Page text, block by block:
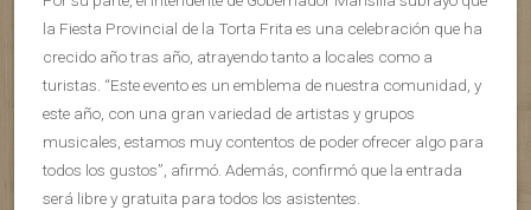
la Fiesta Provincial de la Torta Frita es una celebración que ha
crecido año tras año, atrayendo tanto a locales como a
turistas. “Este evento es un emblema de nuestra comunidad, y
este año, con una gran variedad de artistas y grupos
musicales, estamos muy contentos de poder ofrecer algo para
todos los gustos”, afirmó. Además, confirmó que la entrada
será libre y gratuita para todos los asistentes.